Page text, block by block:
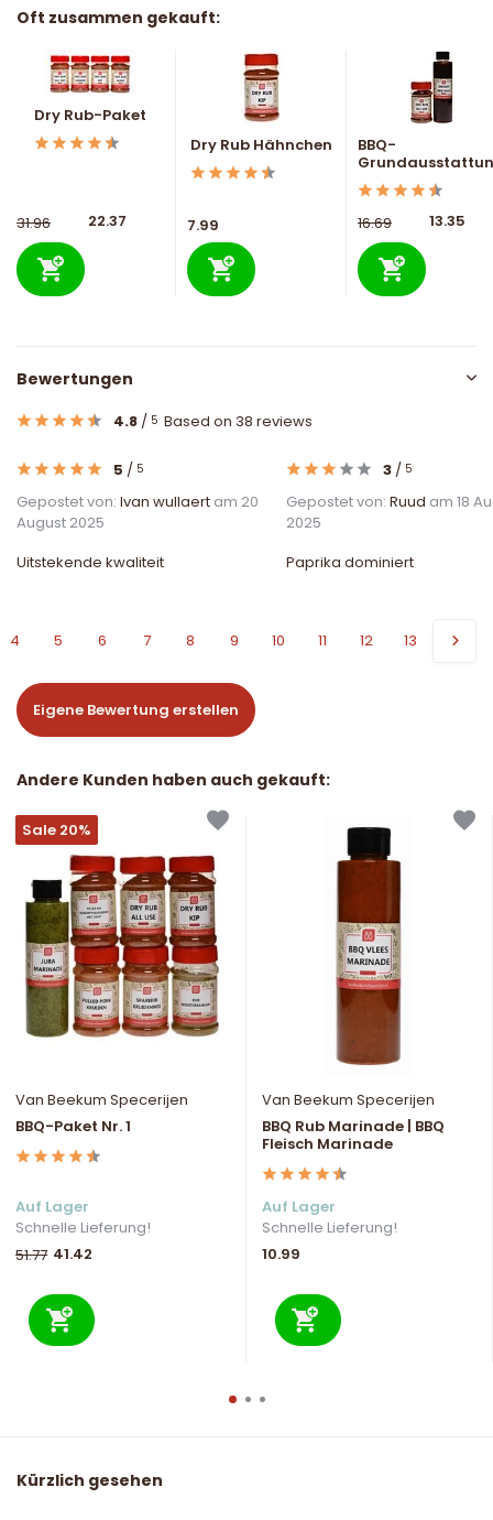
Oft zusammen gekauft:
Dry Rub-Paket
31.96 22.37
Dry Rub Hähnchen
7.99
BBQ-
16.69 13.35
Bewertungen
4.8 / 5 Based on 38 reviews
5 / 5
Gepostet von: Ivan wullaert am 20
August 2025
Uitstekende kwaliteit
3 / 5
Gepostet von: Ruud am 18
2025
Paprika dominiert
4 5 6 7 8 9 10 11 12 13
Eigene Bewertung erstellen
Andere Kunden haben auch gekauft:
Sale 20%
Van Beekum Specerijen
BBQ-Paket Nr. 1
Auf Lager
Schnelle Lieferung!
51.77 41.42
Van Beekum Specerijen
BBQ Rub Marinade | BBQ
Fleisch Marinade
Auf Lager
Schnelle Lieferung!
10.99
Kürzlich gesehen